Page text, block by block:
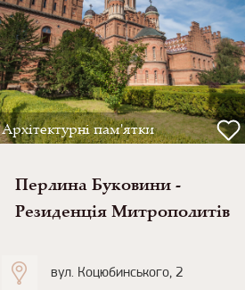
Архітектурні пам'ятки
Перлина Буковини -
Резиденція Митрополитів
вул. Коцюбинського, 2